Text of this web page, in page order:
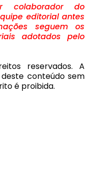
colaborador do
editorial antes
seguem os
adotados pelo
reservados. A
conteúdo sem
é proibida.